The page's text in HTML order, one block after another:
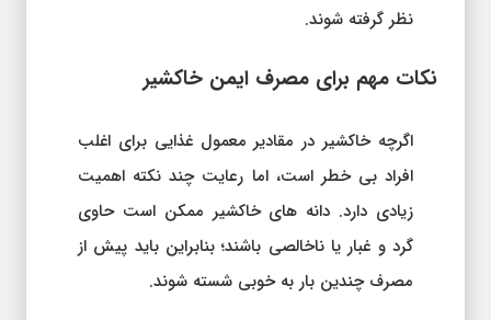
نظر گرفته شوند.
نکات مهم برای مصرف ایمن خاکشیر
اگرچه خاکشیر در مقادیر معمول غذایی برای اغلب
افراد بی خطر است، اما رعایت چند نکته اهمیت
زیادی دارد. دانه های خاکشیر ممکن است حاوی
گرد و غبار یا ناخالصی باشند؛ بنابراین باید پیش از
مصرف چندین بار به خوبی شسته شوند.